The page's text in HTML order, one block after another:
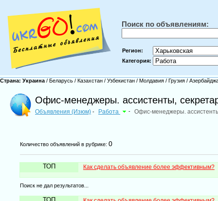
Поиск по объявлениям:
Регион:
Категория:
Страна: Украина / Беларусь / Казахстан / Узбекистан / Молдавия / Грузия /
Офис-менеджеры. ассистенты,
Объявления (Изюм) - Работа - Офис-менеджеры.
Количество объявлений в рубрике: 0
ТОП Как сделать объявление более эффективным?
Поиск не дал результатов...